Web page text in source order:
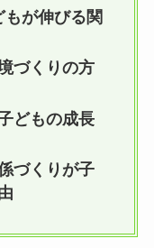
が伸びる関
づくりの方
どもの成長
づくりが子